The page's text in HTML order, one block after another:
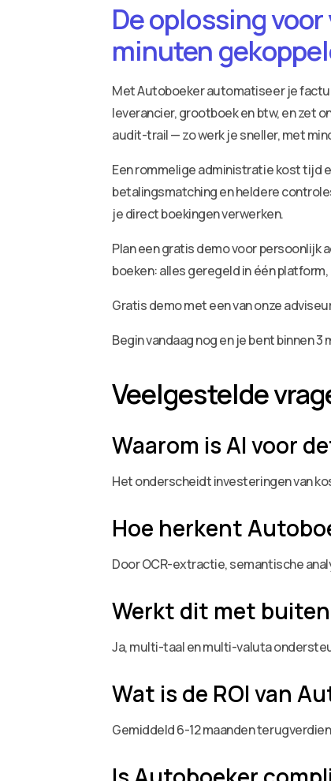
De oplossing
minuten
Met Autoboeker automatiseer je
leverancier, grootboek en btw, en zet
audit-trail — zo werk je sneller, met
Een rommelige administratie kost tijd
betalingsmatching en heldere
je direct boekingen verwerken.
Plan een gratis demo voor persoonlijk
boeken: alles geregeld in één
Gratis demo met een van onze
Begin vandaag nog en je bent binnen 3
Veelgestelde
Waarom is AI voor
Het onderscheidt investeringen van
Hoe herkent
Door OCR-extractie, semantische
Werkt dit met
Ja, multi-taal en multi-valuta
Wat is de ROI van
Gemiddeld 6-12 maanden